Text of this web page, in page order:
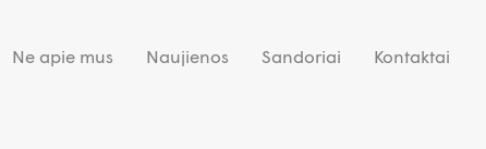
Ne apie mus Naujienos Sandoriai Kontaktai